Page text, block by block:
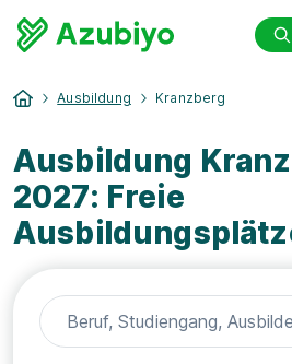
Ausbildung Kranzberg
Ausbildung
2027: Freie